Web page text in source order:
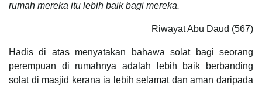
rumah mereka itu lebih baik bagi mereka.
Riwayat Abu Daud (567)
Hadis di atas menyatakan bahawa solat bagi seorang
perempuan di rumahnya adalah lebih baik berbanding
solat di masjid kerana ia lebih selamat dan aman daripada